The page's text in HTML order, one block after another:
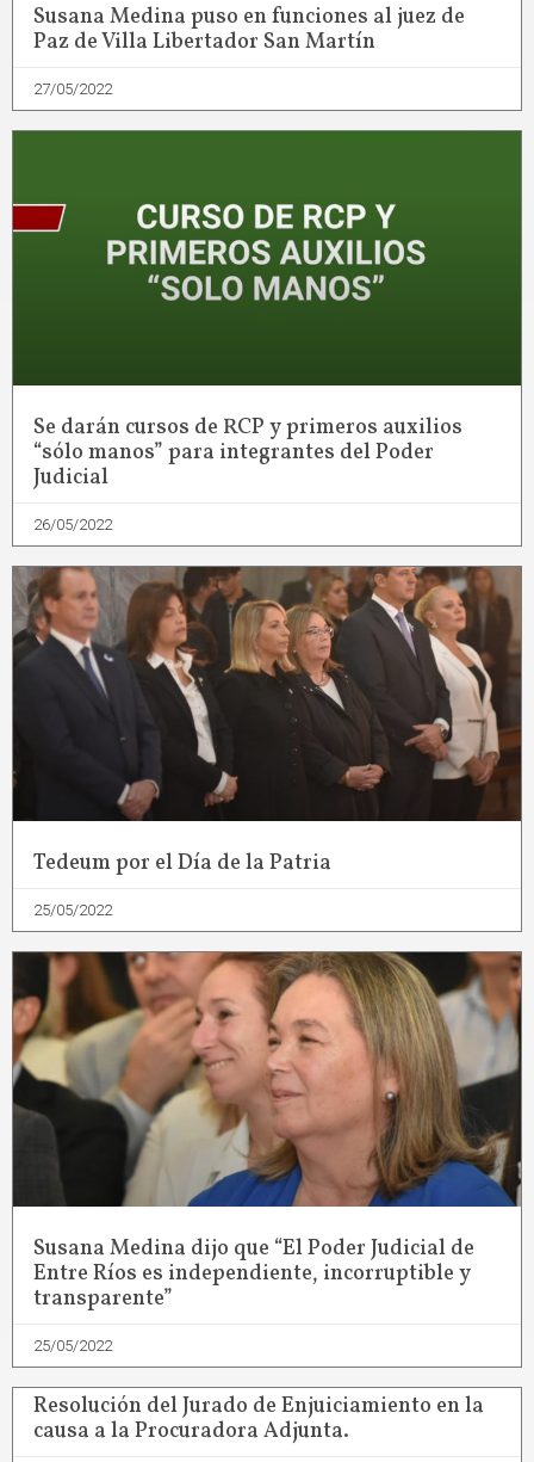
Susana Medina puso en funciones al juez de
Paz de Villa Libertador San Martín
27/05/2022
Se darán cursos de RCP y primeros auxilios
“sólo manos” para integrantes del Poder
Judicial
26/05/2022
Tedeum por el Día de la Patria
25/05/2022
Susana Medina dijo que “El Poder Judicial de
Entre Ríos es independiente, incorruptible y
transparente”
25/05/2022
Resolución del Jurado de Enjuiciamiento en la
causa a la Procuradora Adjunta.